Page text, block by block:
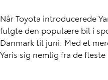
Når Toyota introducerede
fulgte den populære bil i
Danmark til juni. Med et
Yaris sig nemlig fra de